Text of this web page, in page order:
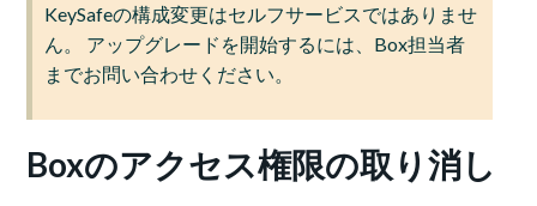
KeySafeの構成変更はセルフサービスではありませ
ん。 アップグレードを開始するには、Box担当者
までお問い合わせください。
Boxのアクセス権限の取り消し